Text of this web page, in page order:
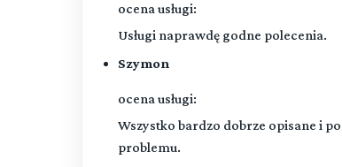
ocena usługi:
Usługi naprawdę godne polecenia.
Szymon
ocena usługi:
Wszystko bardzo dobrze opisane i
problemu.